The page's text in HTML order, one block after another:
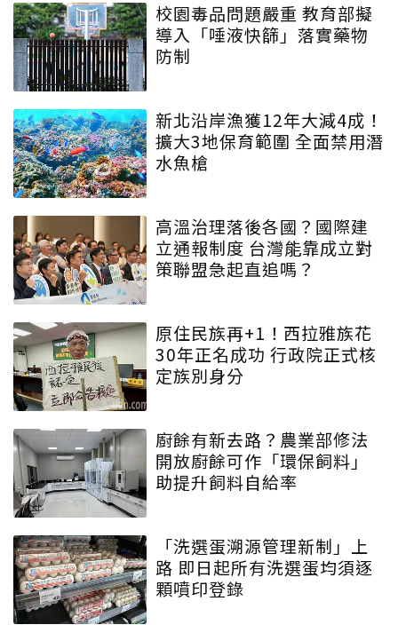
校園毒品問題嚴重 教育部擬
導入「唾液快篩」落實藥物
防制
新北沿岸漁獲12年大減4成！
擴大3地保育範圍 全面禁用潛
水魚槍
高溫治理落後各國？國際建
立通報制度 台灣能靠成立對
策聯盟急起直追嗎？
原住民族再+1！西拉雅族花
30年正名成功 行政院正式核
定族別身分
廚餘有新去路？農業部修法
開放廚餘可作「環保飼料」
助提升飼料自給率
「洗選蛋溯源管理新制」上
路 即日起所有洗選蛋均須逐
顆噴印登錄